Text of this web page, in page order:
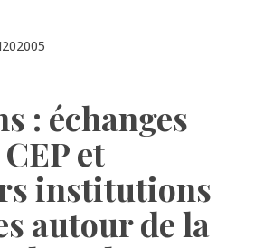
: échanges
et
institutions
autour de la